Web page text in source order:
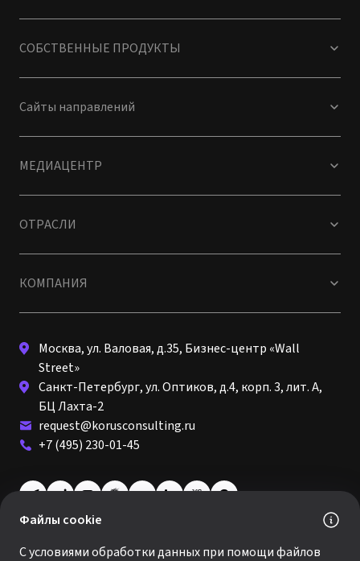
СОБСТВЕННЫЕ ПРОДУКТЫ
Сайты направлений
МЕДИАЦЕНТР
ОТРАСЛИ
КОМПАНИЯ
Москва, ул. Валовая, д.35, Бизнес-центр «Wall
Street»
Санкт-Петербург, ул. Оптиков, д.4, корп. 3, лит. А,
БЦ Лахта-2
request@korusconsulting.ru
+7 (495) 230-01-45
© 2026 · КОРУС КОНСАЛТИНГ
Файлы cookie
С условиями обработки данных при помощи файлов